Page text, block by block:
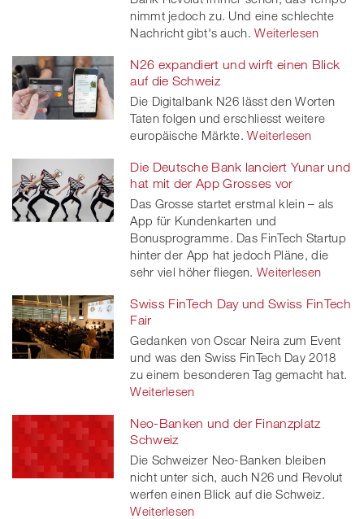
nimmt jedoch zu. Und eine schlechte
Nachricht gibt's auch. Weiterlesen
N26 expandiert und wirft einen Blick
auf die Schweiz
Die Digitalbank N26 lässt den Worten
Taten folgen und erschliesst weitere
europäische Märkte. Weiterlesen
Die Deutsche Bank lanciert Yunar und
hat mit der App Grosses vor
Das Grosse startet erstmal klein – als
App für Kundenkarten und
Bonusprogramme. Das FinTech Startup
hinter der App hat jedoch Pläne, die
sehr viel höher fliegen. Weiterlesen
Swiss FinTech Day und Swiss FinTech
Fair
Gedanken von Oscar Neira zum Event
und was den Swiss FinTech Day 2018
zu einem besonderen Tag gemacht hat.
Weiterlesen
Neo-Banken und der Finanzplatz
Schweiz
Die Schweizer Neo-Banken bleiben
nicht unter sich, auch N26 und Revolut
werfen einen Blick auf die Schweiz.
Weiterlesen